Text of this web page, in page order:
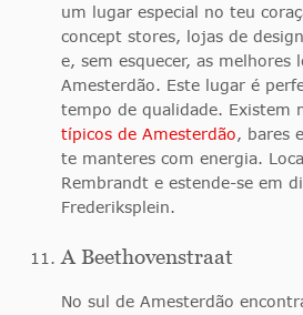
um lugar especial no teu
concept stores, lojas de
e, sem esquecer, as melhores
Amesterdão. Este lugar é
tempo de qualidade. Existem
típicos de Amesterdão, bares
te manteres com energia.
Rembrandt e estende-se em
Frederiksplein.
A Beethovenstraat
No sul de Amesterdão